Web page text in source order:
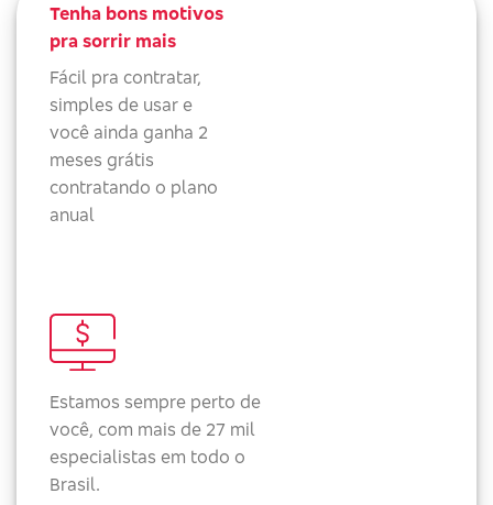
Tenha bons motivos
pra sorrir mais
Fácil pra contratar,
simples de usar e
você ainda ganha 2
meses grátis
contratando o plano
anual
Estamos sempre perto de
você, com mais de 27 mil
especialistas em todo o
Brasil.